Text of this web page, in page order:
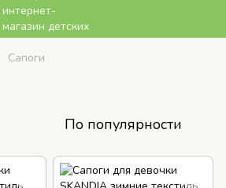
Сапоги
По популярности